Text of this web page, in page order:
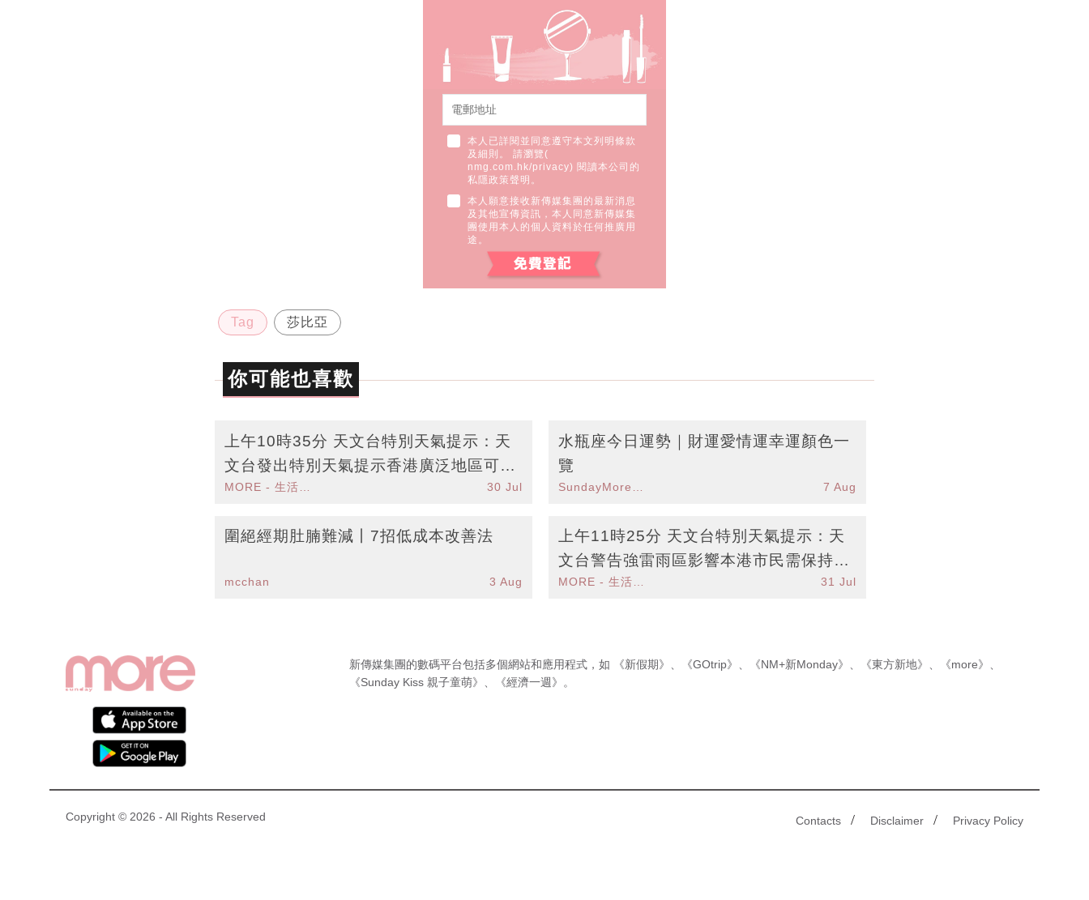
本人已詳閱並同意遵守本文列明條款
及細則。 請瀏覽(
nmg.com.hk/privacy) 閱讀本公司的
私隱政策聲明。
本人願意接收新傳媒集團的最新消息
及其他宣傳資訊，本人同意新傳媒集
團使用本人的個人資料於任何推廣用
途。
Tag 莎比亞
你可能也喜歡
上午10時35分 天文台特別天氣提示：天
文台發出特別天氣提示香港廣泛地區可能
受大雨影響
30 Jul
水瓶座今日運勢｜財運愛情運幸運顏色一
覽
7 Aug
圍絕經期肚腩難減丨7招低成本改善法
mcchan 3 Aug
上午11時25分 天文台特別天氣提示：天
文台警告強雷雨區影響本港市民需保持警
惕
MORE - 生活品味 31 Jul
新傳媒集團的數碼平台包括多個網站和應用程式，如 《新假期》 、 《GOtrip》 、 《NM+新Monday》 、 《東方新地》 、 《more》 、
《Sunday Kiss 親子童萌》 、 《經濟一週》 。
Contacts / Disclaimer / Privacy Policy
Copyright © 2026 - All Rights Reserved